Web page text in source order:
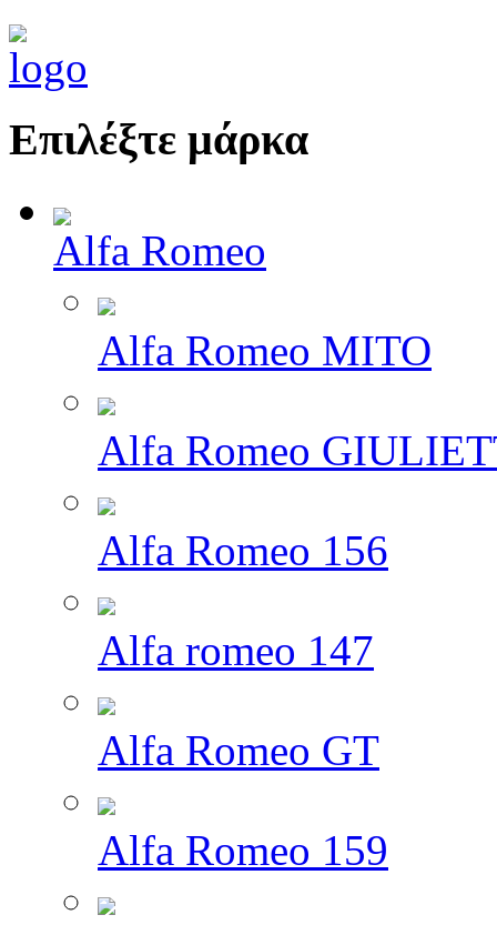
Επιλέξτε μάρκα
Alfa Romeo
Alfa Romeo MITO
Alfa Romeo
Alfa Romeo 156
Alfa romeo 147
Alfa Romeo GT
Alfa Romeo 159